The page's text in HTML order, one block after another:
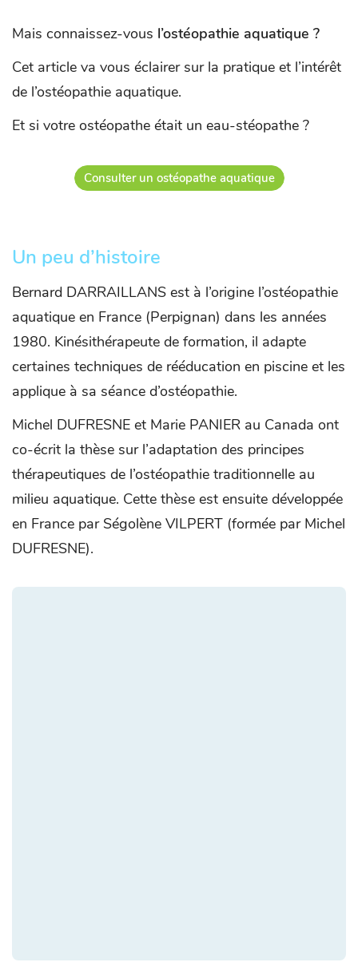
Mais connaissez-vous l’ostéopathie aquatique ?
Cet article va vous éclairer sur la pratique et l’intérêt
de l’ostéopathie aquatique.
Et si votre ostéopathe était un eau-stéopathe ?
Consulter un ostéopathe aquatique
Un peu d’histoire
Bernard DARRAILLANS est à l’origine l’ostéopathie
aquatique en France (Perpignan) dans les années
1980. Kinésithérapeute de formation, il adapte
certaines techniques de rééducation en piscine et les
applique à sa séance d’ostéopathie.
Michel DUFRESNE et Marie PANIER au Canada ont
co-écrit la thèse sur l’adaptation des principes
thérapeutiques de l’ostéopathie traditionnelle au
milieu aquatique. Cette thèse est ensuite développée
en France par Ségolène VILPERT (formée par Michel
DUFRESNE).